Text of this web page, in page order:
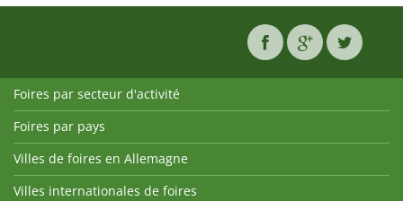
Foires par secteur d'activité
Foires par pays
Villes de foires en Allemagne
Villes internationales de foires